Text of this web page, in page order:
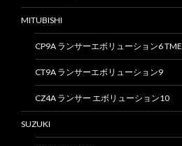
MITUBISHI
CP9A ランサーエボリューション6 TME
CT9A ランサーエボリューション9
CZ4A ランサー エボリューション10
SUZUKI